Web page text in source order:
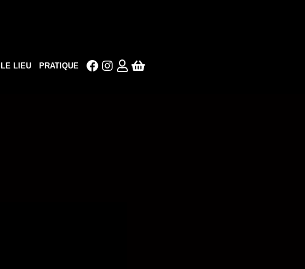
LE LIEU PRATIQUE